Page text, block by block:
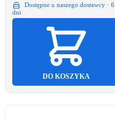
Dostępne u naszego dostawcy · 6
dni
DO KOSZYKA